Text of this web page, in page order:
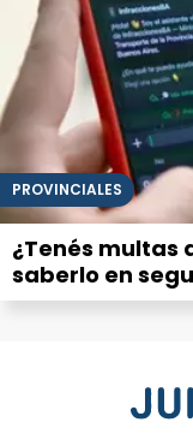
PROVINCIALES
¿Tenés multas
saberlo en